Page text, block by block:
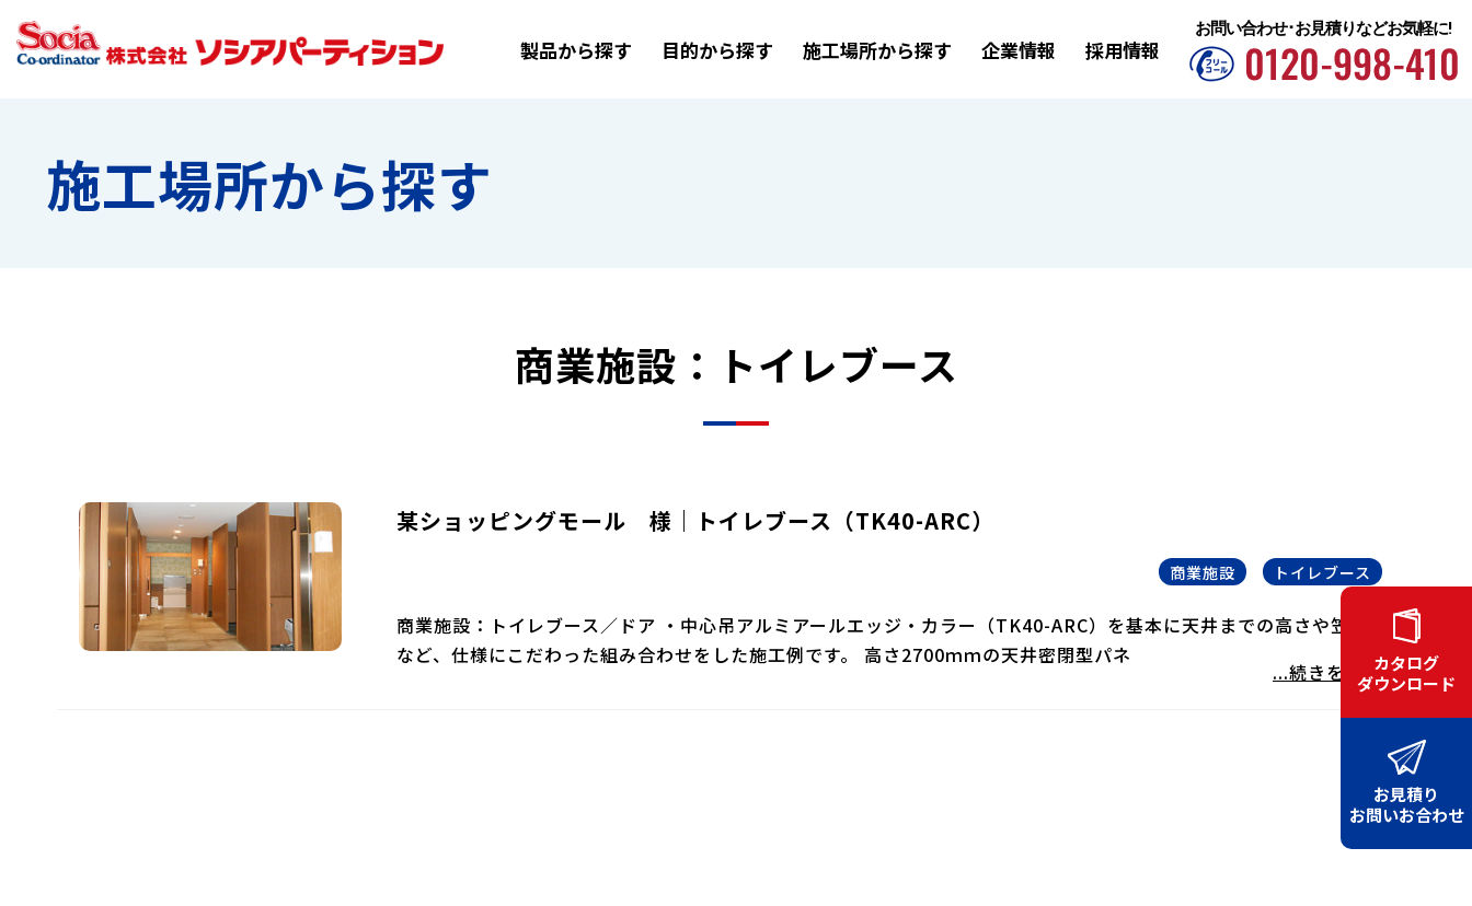
製品から探す 目的から探す 施工場所から探す 企業情報 採用情報
お問い合わせ･お見積りなどお気軽に!
施工場所から探す
商業施設：トイレブース
某ショッピングモール 様｜トイレブース（TK40-ARC）
商業施設 トイレブース
商業施設：トイレブース／ドア ・中心吊アルミアールエッジ・カラー（TK40-ARC）を基本に天井までの高さや笠木
など、仕様にこだわった組み合わせをした施工例です。 高さ2700ｍｍの天井密閉型パネ
...続きを読むカタログ
ダウンロード
お見積り
お問いお合わせ